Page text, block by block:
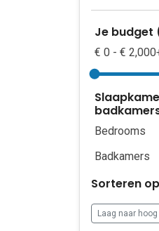
Je budget
€ 0 - €
Bedrooms
Badkamers
Sorteren
Laag naar hoog